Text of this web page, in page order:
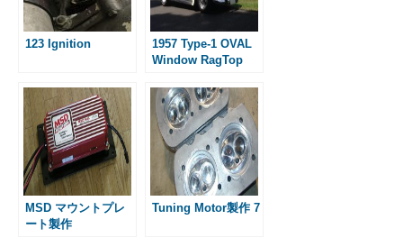
k
e
r
s
t
123 Ignition
1957 Type-1 OVAL
Window RagTop
MSD マウントプレ
ート製作
Tuning Motor製作 7